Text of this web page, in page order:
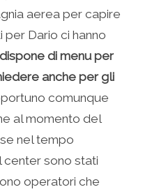
aerea per capire
Dario ci hanno
di menu per
anche per gli
comunque
al momento del
nel tempo
sono stati
operatori che